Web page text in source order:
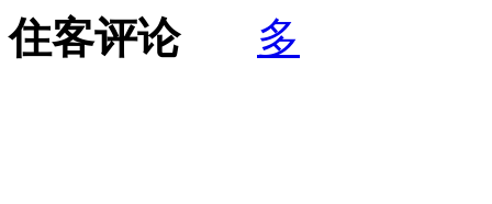
住客评论